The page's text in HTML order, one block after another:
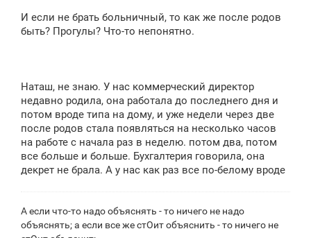
И если не брать больничный, то как же после родов
быть? Прогулы? Что-то непонятно.
Наташ, не знаю. У нас коммерческий директор
недавно родила, она работала до последнего дня и
потом вроде типа на дому, и уже недели через две
после родов стала появляться на несколько часов
на работе с начала раз в неделю. потом два, потом
все больше и больше. Бухгалтерия говорила, она
декрет не брала. А у нас как раз все по-белому вроде
А если что-то надо объяснять - то ничего не надо
объяснять; а если все же стОит объяснить - то ничего не